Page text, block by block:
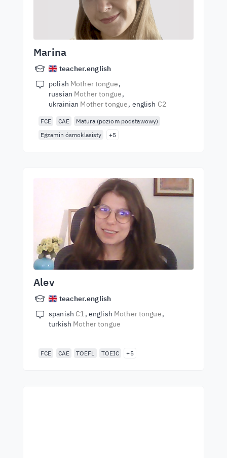
Marina
teacher.english
polish Mother tongue
russian Mother tongue
ukrainian Mother tongue english C2
FCE CAE
Matura (poziom podstawowy)
Egzamin ósmoklasisty
+5
Alev
teacher.english
spanish C1 english Mother tongue
turkish Mother tongue
FCE CAE TOEFL TOEIC +5